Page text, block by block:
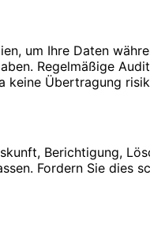
um Ihre Daten
Regelmäßige
keine Übertragung
Berichtigung,
Fordern Sie dies